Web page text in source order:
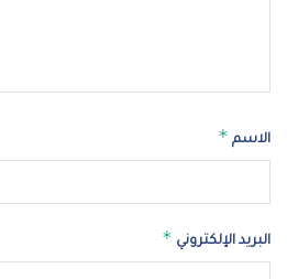
الاسم *
البريد الإلكتروني *